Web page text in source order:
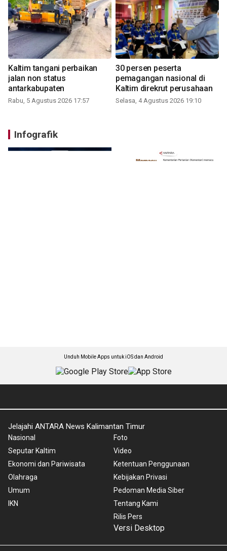
Kaltim tangani perbaikan
jalan non status
antarkabupaten
Rabu, 5 Agustus 2026 17:57
30 persen peserta
pemagangan nasional di
Kaltim direkrut perusahaan
Selasa, 4 Agustus 2026 19:10
Infografik
Unduh Mobile Apps untuk iOS dan Android
Jelajahi ANTARA News Kalimantan Timur
Nasional
Seputar Kaltim
Ekonomi dan Pariwisata
Olahraga
Umum
IKN
Foto
Video
Ketentuan Penggunaan
Kebijakan Privasi
Pedoman Media Siber
Tentang Kami
Rilis Pers
Versi Desktop